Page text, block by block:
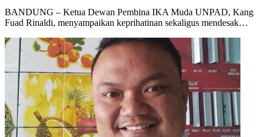
BANDUNG – Ketua Dewan Pembina IKA Muda UNPAD, Kang
Fuad Rinaldi, menyampaikan keprihatinan sekaligus mendesak…